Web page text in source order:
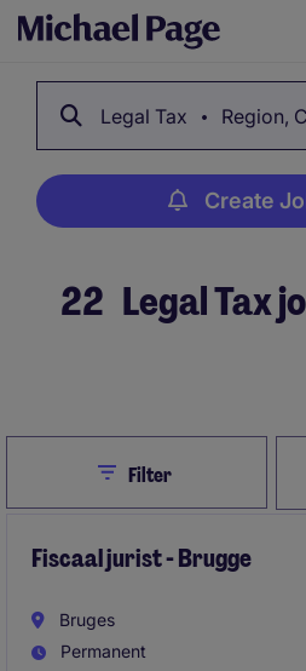
Legal Tax Region,
Create
22 Legal Tax
CloseFilter
Fiscaal jurist - Brugge
Bruges
Permanent